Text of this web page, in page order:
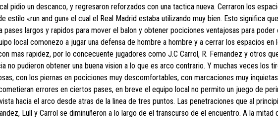
pidio un descanco, y regresaron reforzados con una tactica nueva. Cerraron los
estilo «run and gun» el cual el Real Madrid estaba utilizando muy bien. Esto significa
pases largos y rapidos para mover el balon y obtener pociciones ventajosas para poder
local comonezo a jugar una defensa de hombre a hombre y a cerrar los espacios en
mas rapidez, por lo concecuente jugadores como J.C Carrol, R. Fernandez y otros
no pudieron obtener una buena vision a lo que es arco contrario. Y muchas veces los
con los piernas en pociciones muy descomfortables, con marcaciones muy
errores en ciertos pases, en breve el equipo local no permito un juego de
hacia el arco desde atras de la linea de tres puntos. Las penetraciones que al
Lull y Carrol se diminuñeron a lo largo de el transcurso de el encuentro. A la mitad